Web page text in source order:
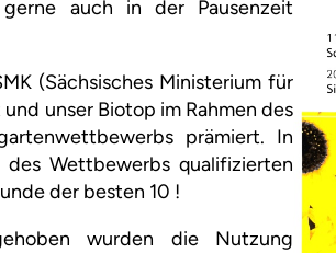
auch in der Pausenzeit
(Sächsisches Ministerium für
unser Biotop im Rahmen des
prämiert. In
Wettbewerbs qualifizierten
der besten 10 !
wurden die Nutzung